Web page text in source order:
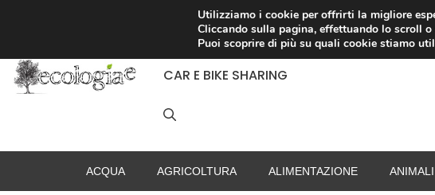
RACCOLTA DIFFERENZIATA
CAR E BIKE SHARING
ACQUA AGRICOLTURA ALIMENTAZIONE ANIMALI
Utilizziamo i cookie per offrirti la migliore
Cliccando sulla pagina, effettuando lo scroll
Puoi scoprire di più su quali cookie stiamo